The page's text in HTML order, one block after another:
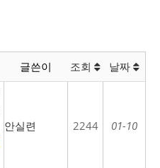
글쓴이 조회 날짜
안실련 2244 01-10